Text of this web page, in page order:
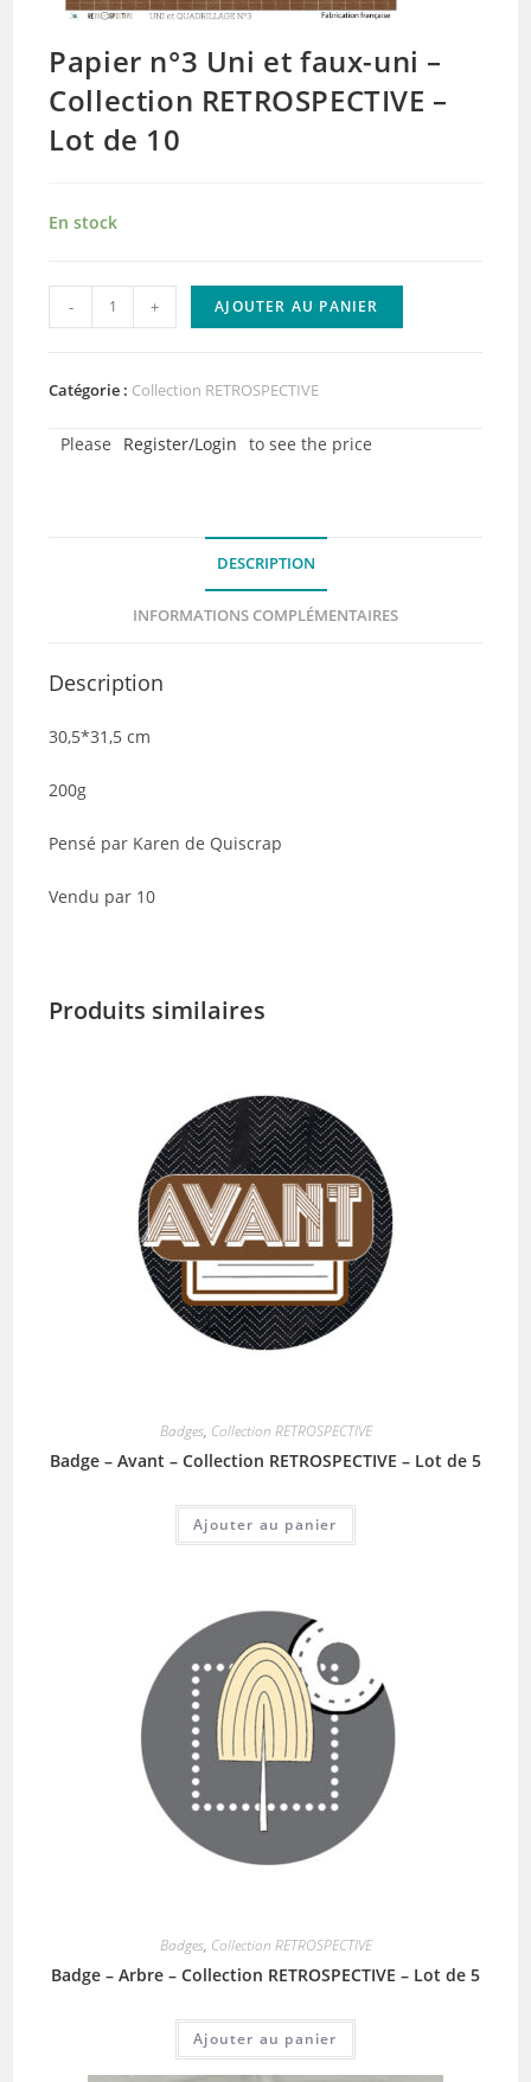
Papier n°3 Uni et faux-uni –
Collection RETROSPECTIVE –
Lot de 10
En stock
quantité
de
n°3
et
de
- + AJOUTER AU PANIER
Catégorie : Collection RETROSPECTIVE
Please Register/Login to see the price
DESCRIPTION
INFORMATIONS COMPLÉMENTAIRES
Description
30,5*31,5 cm
200g
Pensé par Karen de Quiscrap
Vendu par 10
Produits similaires
Badges, Collection RETROSPECTIVE
Badge – Avant – Collection RETROSPECTIVE – Lot de 5
Ajouter au panier
Badges, Collection RETROSPECTIVE
Badge – Arbre – Collection RETROSPECTIVE – Lot de 5
Ajouter au panier